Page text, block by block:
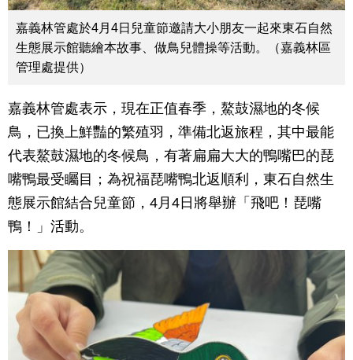
嘉義林管處於4月4日兒童節邀請大小朋友一起來東石自然
生態展示館聽繪本故事、做鳥兒體操等活動。（嘉義林區
管理處提供）
嘉義林管處表示，現在正值春季，鰲鼓濕地的冬候
鳥，已換上鮮豔的繁殖羽，準備北返旅程，其中最能
代表鰲鼓濕地的冬候鳥，有著扁扁大大的鴨嘴巴的琵
嘴鴨最受矚目；為祝福琵嘴鴨北返順利，東石自然生
態展示館結合兒童節，4月4日將舉辦「飛吧！琵嘴
鴨！」活動。